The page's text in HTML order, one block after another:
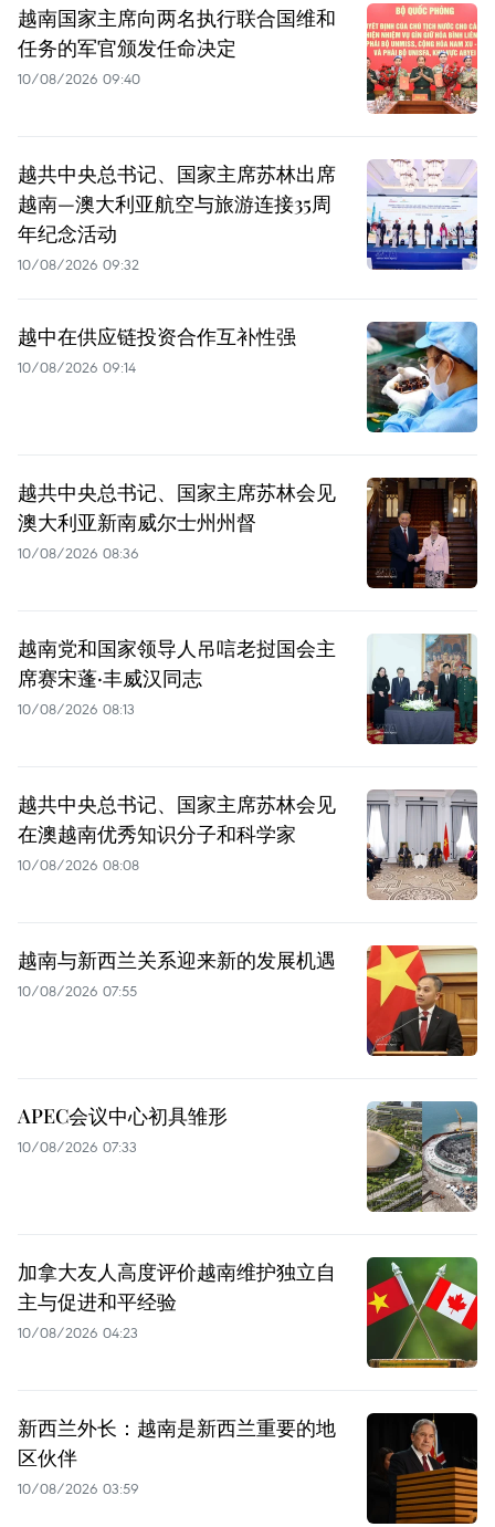
越南国家主席向两名执行联合国维和
任务的军官颁发任命决定
10/08/2026 09:40
越共中央总书记、国家主席苏林出席
越南—澳大利亚航空与旅游连接35周
年纪念活动
10/08/2026 09:32
越中在供应链投资合作互补性强
10/08/2026 09:14
越共中央总书记、国家主席苏林会见
澳大利亚新南威尔士州州督
10/08/2026 08:36
越南党和国家领导人吊唁老挝国会主
席赛宋蓬·丰威汉同志
10/08/2026 08:13
越共中央总书记、国家主席苏林会见
在澳越南优秀知识分子和科学家
10/08/2026 08:08
越南与新西兰关系迎来新的发展机遇
10/08/2026 07:55
APEC会议中心初具雏形
10/08/2026 07:33
加拿大友人高度评价越南维护独立自
主与促进和平经验
10/08/2026 04:23
新西兰外长：越南是新西兰重要的地
区伙伴
10/08/2026 03:59